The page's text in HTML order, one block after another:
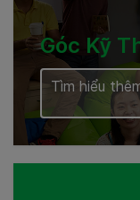
Góc Kỹ
Tìm hiểu